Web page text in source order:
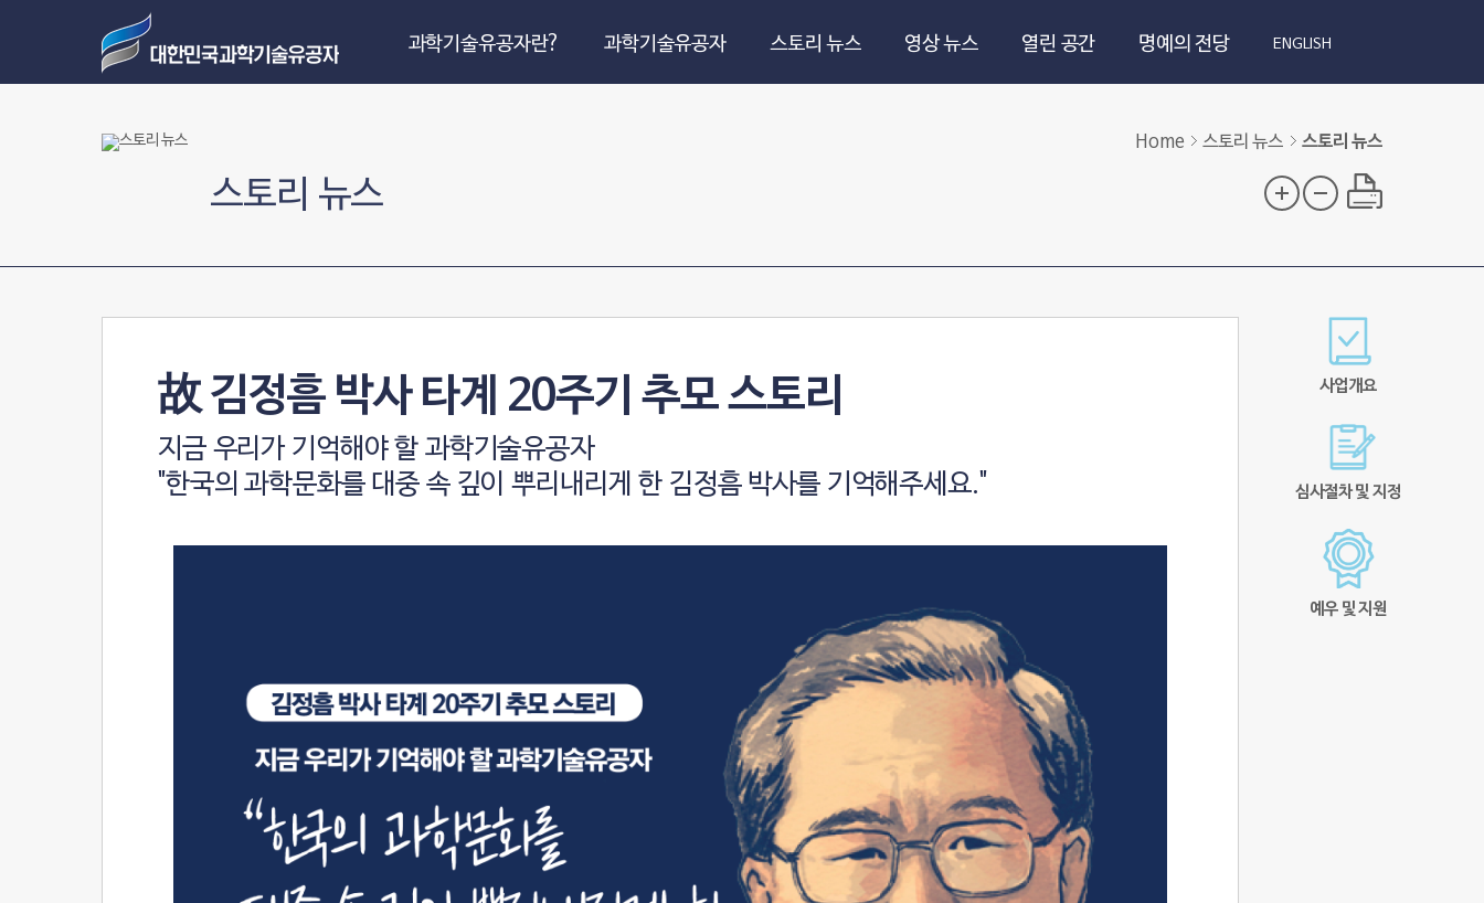
과학기술유공자란? 과학기술유공자 스토리 뉴스 영상 뉴스 열린 공간 명예의 전당 ENGLISH
Home 스토리 뉴스 스토리 뉴스
스토리 뉴스
故 김정흠 박사 타계 20주기 추모 스토리
지금 우리가 기억해야 할 과학기술유공자
"한국의 과학문화를 대중 속 깊이 뿌리내리게 한 김정흠 박사를 기억해주세요."
사업개요
심사절차 및 지정
예우 및 지원